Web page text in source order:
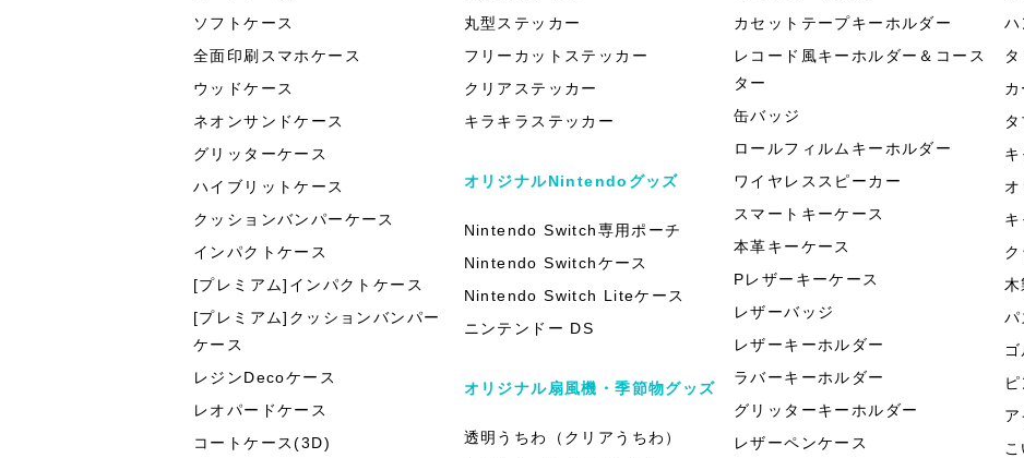
ソフトケース
全面印刷スマホケース
ウッドケース
ネオンサンドケース
グリッターケース
ハイブリットケース
クッションバンパーケース
インパクトケース
[プレミアム]インパクトケース
[プレミアム]クッションバンパー
ケース
レジンDecoケース
レオパードケース
コートケース(3D)
丸型ステッカー
フリーカットステッカー
クリアステッカー
キラキラステッカー
オリジナルNintendoグッズ
Nintendo Switch専用ポーチ
Nintendo Switchケース
Nintendo Switch Liteケース
ニンテンドー DS
オリジナル扇風機・季節物グッズ
透明うちわ（クリアうちわ）
カセットテープキーホルダー
レコード風キーホルダー＆コース
ター
缶バッジ
ロールフィルムキーホルダー
ワイヤレススピーカー
スマートキーケース
本革キーケース
Pレザーキーケース
レザーバッジ
レザーキーホルダー
ラバーキーホルダー
グリッターキーホルダー
レザーペンケース
ハ
パ
ア